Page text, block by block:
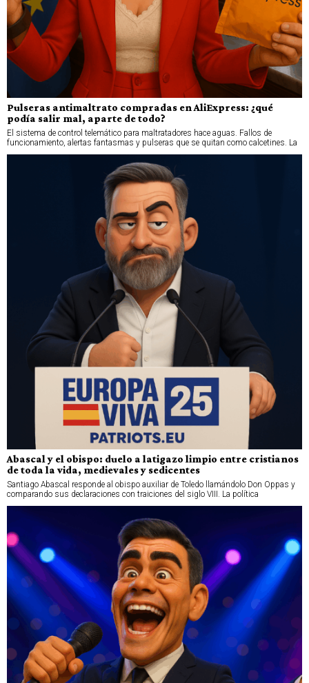
Pulseras antimaltrato compradas en AliExpress: ¿qué
podía salir mal, aparte de todo?
El sistema de control telemático para maltratadores hace aguas. Fallos de
funcionamiento, alertas fantasmas y pulseras que se quitan como calcetines. La
Abascal y el obispo: duelo a latigazo limpio entre cristianos
de toda la vida, medievales y sedicentes
Santiago Abascal responde al obispo auxiliar de Toledo llamándolo Don Oppas y
comparando sus declaraciones con traiciones del siglo VIII. La política